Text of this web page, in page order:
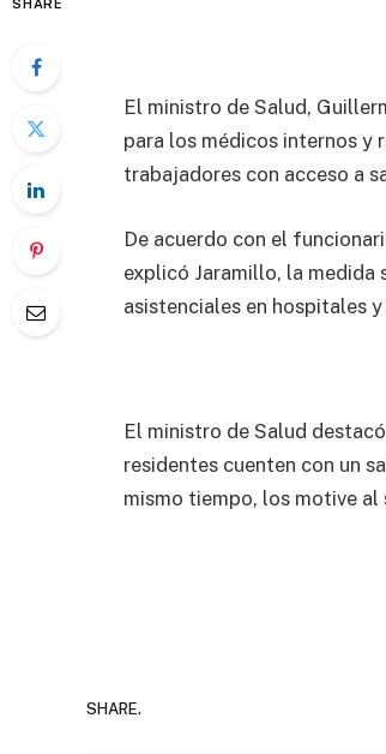
SHARE
El ministro de Salud,
para los médicos internos y
trabajadores con acceso a
De acuerdo con el
explicó Jaramillo, la medida
asistenciales en hospitales
El ministro de Salud
residentes cuenten con un
mismo tiempo, los motive
SHARE.